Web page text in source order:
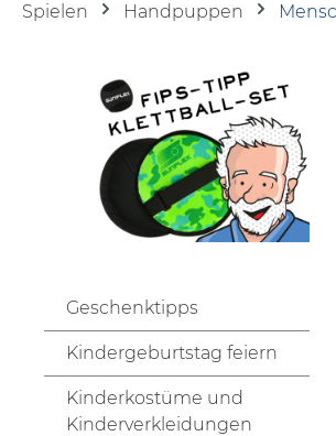
Spielen Handpuppen
Geschenktipps
Kindergeburtstag feiern
Kinderkostüme und
Kinderverkleidungen